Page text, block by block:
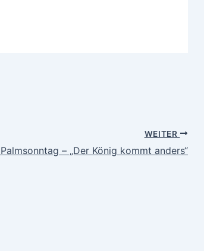
WEITER
– „Der König kommt anders“